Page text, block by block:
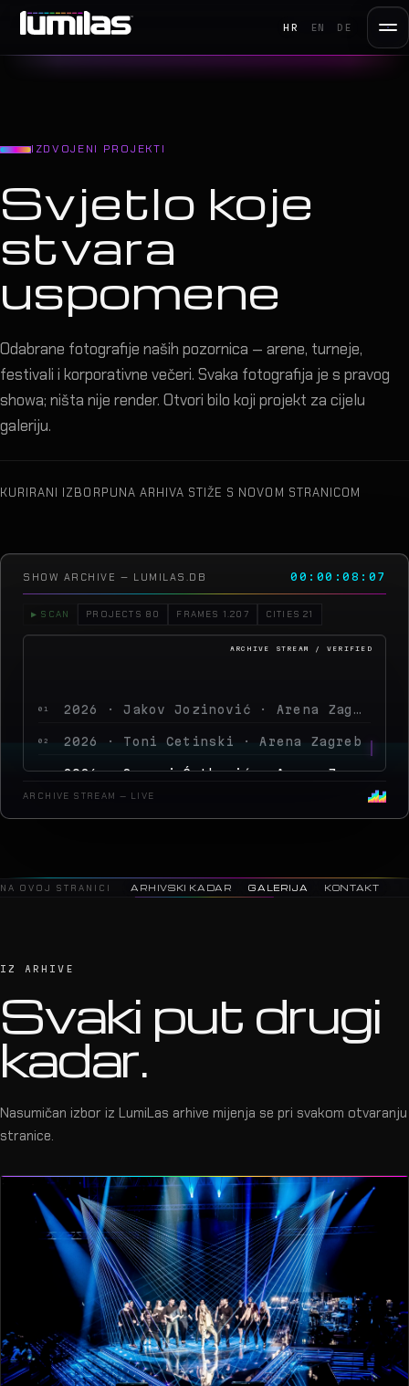
HR EN DE
IZDVOJENI PROJEKTI
Svjetlo koje
stvara
uspomene
Odabrane fotografije naših pozornica — arene, turneje,
festivali i korporativne večeri. Svaka fotografija je s pravog
showa; ništa nije render. Otvori bilo koji projekt za cijelu
galeriju.
KURIRANI IZBORPUNA ARHIVA STIŽE S NOVOM STRANICOM
SHOW ARCHIVE — LUMILAS.DB 00:00:10:18
▶ SCAN PROJECTS 80 FRAMES 1.207 CITIES 21
02 2026 · Toni Cetinski · Arena Zagreb
03 2026 · Sergej Ćetković · Arena Zagreb
2026 · Peđa Jovanović · Arena Zagreb
ARCHIVE STREAM — LIVE
NA OVOJ STRANICI ARHIVSKI KADAR GALERIJA KONTAKT
IZ ARHIVE
Svaki put drugi
kadar.
Nasumičan izbor iz LumiLas arhive mijenja se pri svakom otvaranju
stranice.